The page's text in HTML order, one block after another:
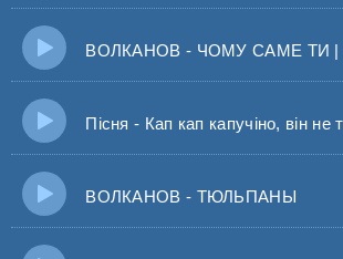
ВОЛКАНОВ - ЧОМУ САМЕ ТИ | Якщо не
Пісня - Кап кап капучіно, він не
ВОЛКАНОВ - ТЮЛЬПАНЫ